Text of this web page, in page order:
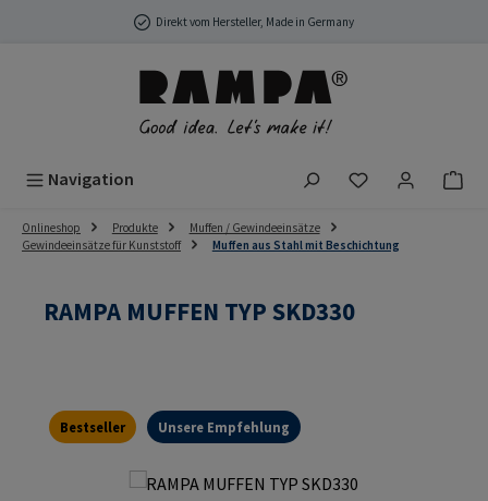
Zum Hauptinhalt springenDirekt vom Hersteller, Made in Germany
Navigation Du hast 0
Onlineshop Produkte
Muffen / Gewindeeinsätze
Gewindeeinsätze für Kunststoff
Muffen aus Stahl mit Beschichtung
RAMPA MUFFEN TYP SKD330
Bestseller Unsere Empfehlung
Bildergalerie überspringen